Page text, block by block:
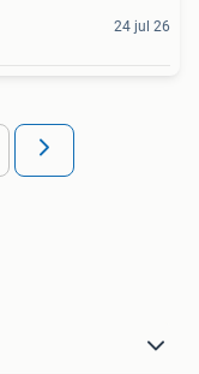
24 jul 26